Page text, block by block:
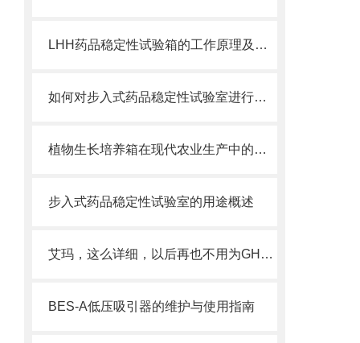
LHH药品稳定性试验箱的工作原理及特点介绍
如何对步入式药品稳定性试验室进行维护和保养？
植物生长培养箱在现代农业生产中的应用分析
步入式药品稳定性试验室的用途概述
艾玛，这么详细，以后再也不用为GHP隔水式恒温培养箱的操作操心了
BES-A低压吸引器的维护与使用指南